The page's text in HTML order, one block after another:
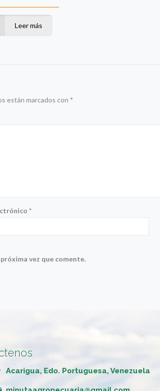
Leer más
están marcados con *
*
vez que comente.
Acarigua, Edo. Portuguesa, Venezuela